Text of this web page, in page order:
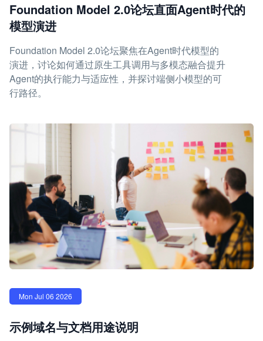
Foundation Model 2.0论坛直面Agent时代的
模型演进
Foundation Model 2.0论坛聚焦在Agent时代模型的
演进，讨论如何通过原生工具调用与多模态融合提升
Agent的执行能力与适应性，并探讨端侧小模型的可
行路径。
Mon Jul 06 2026
示例域名与文档用途说明